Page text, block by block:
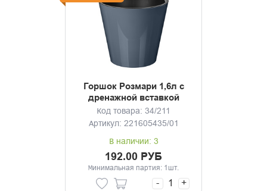
Горшок Розмари 1,6л с
дренажной вставкой
(серый)
Код товара: 34/211
Артикул: 221605435/01
В наличии: 3
192.00 РУБ
Минимальная партия: 1шт.
- +